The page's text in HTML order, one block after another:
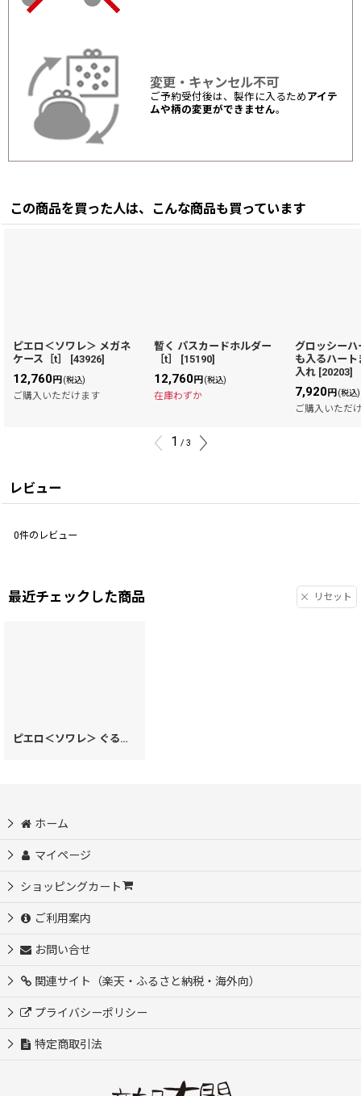
変更・キャンセル不可
ご予約受付後は、製作に入るため アイテ
ムや柄の変更ができません。
この商品を買った人は、こんな商品も買っています
ピエロ＜ソワレ＞ メガネ
ケース［t］
[43926]
12,760円 (税込)
ご購入いただけます
暫く パスカードホルダー
［t］
[15190]
12,760円 (税込)
在庫わずか
グロッシー
も入るハー
入れ [20203]
7,920円 (税込)
ご購入いただ
1 / 3
レビュー
0件のレビュー
最近チェックした商品 リセット
ピエロ＜ソワレ＞ ぐるっとファスナーの長財布［t］
ホーム
マイページ
ショッピングカート
ご利用案内
お問い合せ
関連サイト（楽天・ふるさと納税・海外向）
プライバシーポリシー
特定商取引法